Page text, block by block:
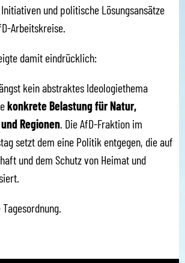
und politische Lösungsansätze
Arbeitskreise.
damit eindrücklich:
kein abstraktes Ideologiethema
konkrete Belastung für Natur,
Regionen. Die AfD-Fraktion im
setzt dem eine Politik entgegen, die auf
und dem Schutz von Heimat und